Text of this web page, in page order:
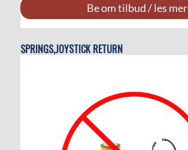
Be om tilbud / les mer
SPRINGS,JOYSTICK RETURN